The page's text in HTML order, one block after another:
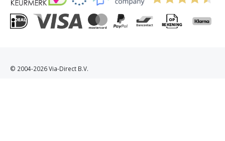
© 2004-2026 Via-Direct B.V.